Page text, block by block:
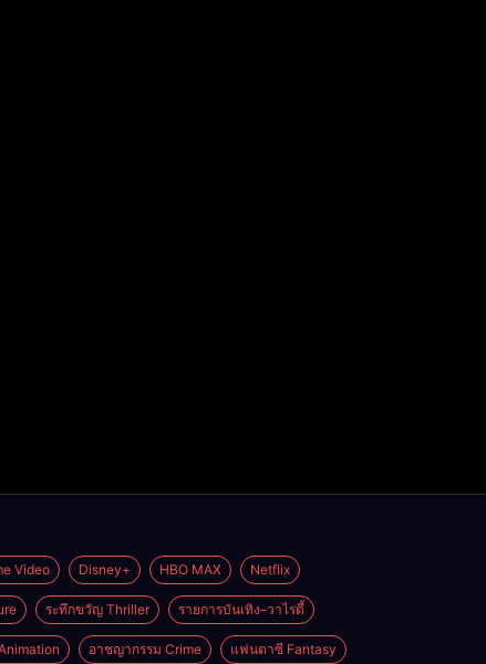
Video Disney+ HBO MAX Netflix
ระทึกขวัญ Thriller รายการบันเทิง–วาไรตี้
อาชญากรรม Crime แฟนตาซี Fantasy